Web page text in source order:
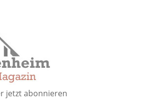
jetzt abonnieren